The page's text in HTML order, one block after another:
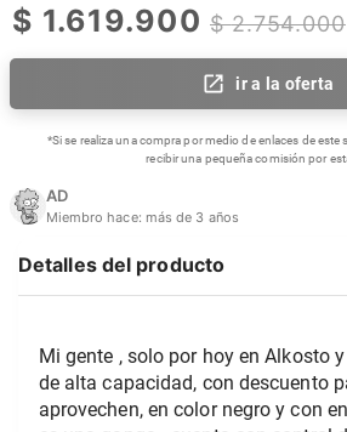
$ 1.619.900 $2.754.000
ir a la oferta
*Si se realiza una compra por medio de enlaces de
recibir una pequeña comisión por
AD
Miembro hace: más de 3 años
Detalles del producto
Mi gente , solo por hoy en Alkosto
de alta capacidad, con descuento
aprovechen, en color negro y con